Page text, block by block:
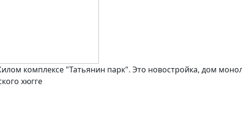
комплексе "Татьянин парк". Это новостройка, дом
хюгге